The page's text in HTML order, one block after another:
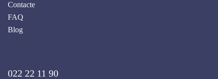
Contacte
FAQ
Blog
022 22 11 90